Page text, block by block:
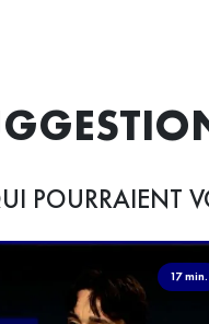
POURRAIENT
17 min.